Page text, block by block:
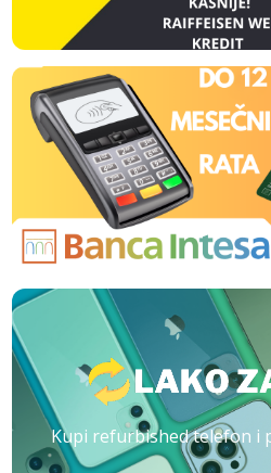
Kupi refurbished telefon i